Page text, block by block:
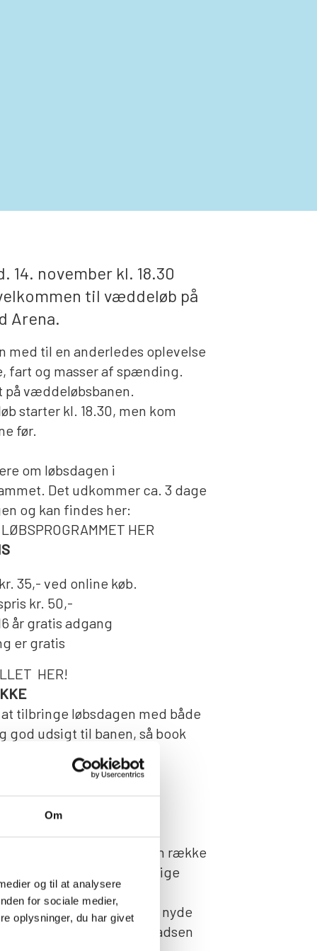
Om
og til at analysere
for sociale medier,
oplysninger, du har givet
14. november kl. 18.30
til væddeløb på
Arena.
med til en anderledes oplevelse
fart og masser af spænding.
på væddeløbsbanen.
starter kl. 18.30, men kom
før.
om løbsdagen i
Det udkommer ca. 3 dage
og kan findes her:
HER
35,- ved online køb.
kr. 50,-
år gratis adgang
er gratis
HER!
at tilbringe løbsdagen med både
god udsigt til banen, så book
"Hos Aaen" på 1. sal.
madbestilling på
/ Ring på
i stueetagen byder på en række
frokostretter til fornuftige
picnickurven med og nyde
forfriskninger på pladsen